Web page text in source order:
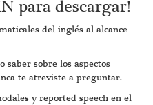
para descargar!
del inglés al alcance
saber sobre los aspectos
te atreviste a preguntar.
y reported speech en el